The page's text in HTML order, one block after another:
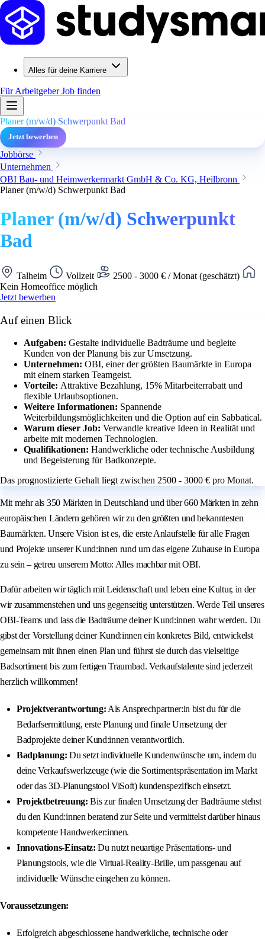
Alles für deine Karriere
Für ArbeitgeberJob finden
Planer (m/w/d) Schwerpunkt Bad
Jetzt bewerben
Jobbörse
Unternehmen
OBI Bau- und Heimwerkermarkt GmbH & Co. KG, Heilbronn
Planer (m/w/d) Schwerpunkt Bad
Planer (m/w/d) Schwerpunkt
Bad
Talheim Vollzeit
2500 - 3000 € / Monat (geschätzt)
Kein Homeoffice möglich
Jetzt bewerben
Auf einen Blick
Aufgaben: Gestalte individuelle Badträume und begleite
Kunden von der Planung bis zur Umsetzung.
Unternehmen: OBI, einer der größten Baumärkte in Europa
mit einem starken Teamgeist.
Vorteile: Attraktive Bezahlung, 15% Mitarbeiterrabatt und
flexible Urlaubsoptionen.
Weitere Informationen: Spannende
Weiterbildungsmöglichkeiten und die Option auf ein Sabbatical.
Warum dieser Job: Verwandle kreative Ideen in Realität und
arbeite mit modernen Technologien.
Qualifikationen: Handwerkliche oder technische Ausbildung
und Begeisterung für Badkonzepte.
Das prognostizierte Gehalt liegt zwischen 2500 - 3000 € pro Monat.
Mit mehr als 350 Märkten in Deutschland und über 660 Märkten in zehn
europäischen Ländern gehören wir zu den größten und bekanntesten
Baumärkten. Unsere Vision ist es, die erste Anlaufstelle für alle Fragen
und Projekte unserer Kund:innen rund um das eigene Zuhause in Europa
zu sein – getreu unserem Motto: Alles machbar mit OBI.
Dafür arbeiten wir täglich mit Leidenschaft und leben eine Kultur, in der
wir zusammenstehen und uns gegenseitig unterstützen. Werde Teil unseres
OBI-Teams und lass die Badträume deiner Kund:innen wahr werden. Du
gibst der Vorstellung deiner Kund:innen ein konkretes Bild, entwickelst
gemeinsam mit ihnen einen Plan und führst sie durch das vielseitige
Badsortiment bis zum fertigen Traumbad. Verkaufstalente sind jederzeit
herzlich willkommen!
Projektverantwortung: Als Ansprechpartner:in bist du für die
Bedarfsermittlung, erste Planung und finale Umsetzung der
Badprojekte deiner Kund:innen verantwortlich.
Badplanung: Du setzt individuelle Kundenwünsche um, indem du
deine Verkaufswerkzeuge (wie die Sortimentspräsentation im Markt
oder das 3D-Planungstool ViSoft) kundenspezifisch einsetzt.
Projektbetreuung: Bis zur finalen Umsetzung der Badträume stehst
du den Kund:innen beratend zur Seite und vermittelst darüber hinaus
kompetente Handwerker:innen.
Innovations-Einsatz: Du nutzt neuartige Präsentations- und
Planungstools, wie die Virtual-Reality-Brille, um passgenau auf
individuelle Wünsche eingehen zu können.
Voraussetzungen:
Erfolgreich abgeschlossene handwerkliche, technische oder